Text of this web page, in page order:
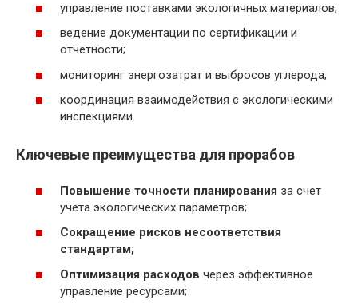
управление поставками экологичных материалов;
ведение документации по сертификации и
отчетности;
мониторинг энергозатрат и выбросов углерода;
координация взаимодействия с экологическими
инспекциями.
Ключевые преимущества для прорабов
Повышение точности планирования за счет
учета экологических параметров;
Сокращение рисков несоответствия
стандартам;
Оптимизация расходов через эффективное
управление ресурсами;